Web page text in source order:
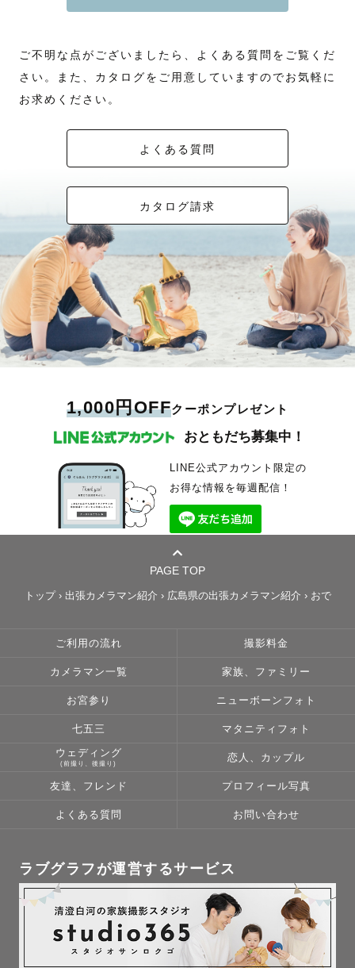
ご不明な点がございましたら、よくある質問をご覧くだ
さい。また、カタログをご用意していますのでお気軽に
お求めください。
よくある質問
カタログ請求
1,000円OFFクーポンプレゼント
おともだち募集中！
LINE公式アカウント限定の
お得な情報を毎週配信！
PAGE TOP
トップ› 出張カメラマン紹介 › 広島県の出張カメラマン紹介 › おで
ご利用の流れ 撮影料金
カメラマン一覧 家族、ファミリー
お宮参り ニューボーンフォト
七五三 マタニティフォト
ウェディング
(前撮り、後撮り)
恋人、カップル
友達、フレンド プロフィール写真
よくある質問 お問い合わせ
ラブグラフが運営するサービス